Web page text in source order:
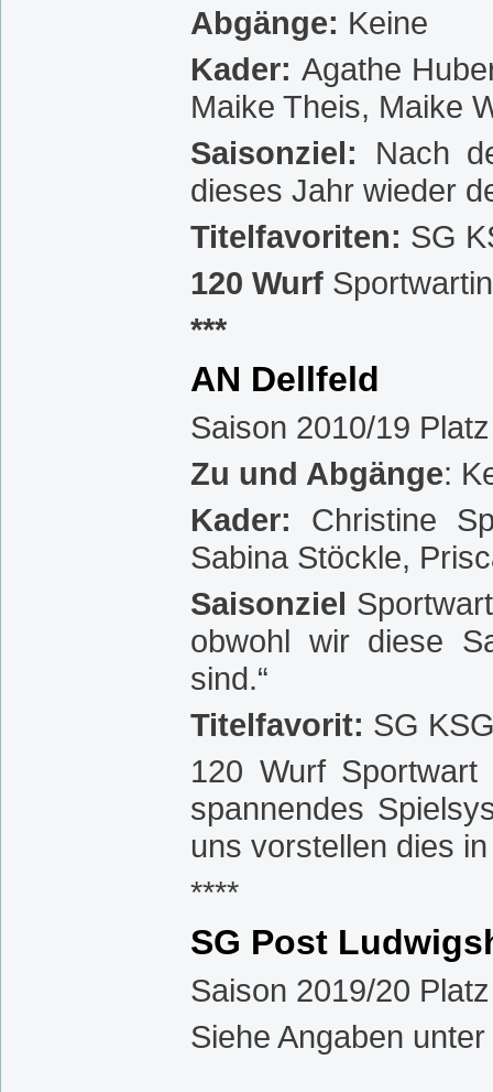
Abgänge: Keine
Kader: Agathe
Maike Theis, Maike
Saisonziel: Nach
dieses Jahr wieder
Titelfavoriten: SG
120 Wurf
***
AN Dellfeld
Saison 2010/19
Zu und Abgänge:
Kader: Christine
Sabina Stöckle,
Saisonziel
obwohl wir diese
sind.“
Titelfavorit: SG
120 Wurf
spannendes
uns vorstellen dies
****
SG Post
Saison 2019/20
Siehe Angaben